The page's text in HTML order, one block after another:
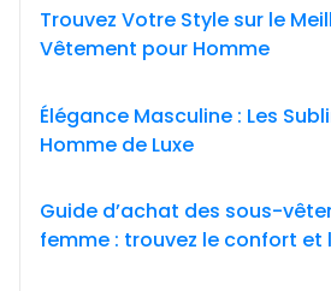
Trouvez Votre Style sur le
Vêtement pour Homme
Élégance Masculine : Les
Homme de Luxe
Guide d’achat des sous-
femme : trouvez le confort et